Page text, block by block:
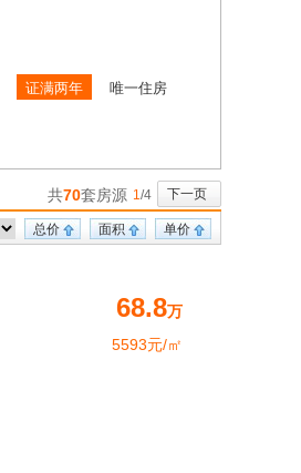
证满两年 唯一住房
下一页
1/4
共70套房源
单价
面积
总价
68.8万
5593元/㎡